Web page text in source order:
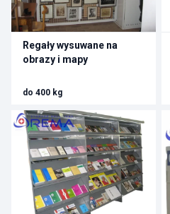
Regały wysuwane na
obrazy i mapy
do 400 kg